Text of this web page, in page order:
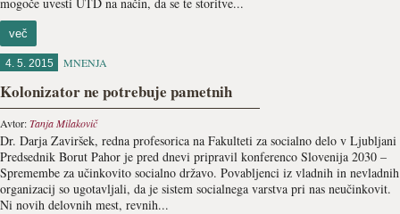
več
4. 5. 2015 MNENJA
Kolonizator ne potrebuje pametnih
Avtor:Tanja Milakovič
Dr. Darja Zaviršek, redna profesorica na Fakulteti za socialno delo v Ljubljani
Predsednik Borut Pahor je pred dnevi pripravil konferenco Slovenija 2030 –
Spremembe za učinkovito socialno državo. Povabljenci iz vladnih in nevladnih
organizacij so ugotavljali, da je sistem socialnega varstva pri nas neučinkovit.
Ni novih delovnih mest, revnih...